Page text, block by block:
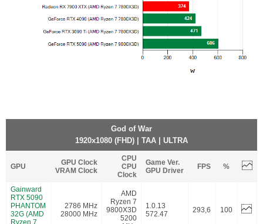
God of War
1920x1080 (FHD) | TAA | ULTRA
GPU
GPU Clock
VRAM Clock
CPU
CPU
Clock
Game Ver.
GPU Driver
FPS %
Gainward
RTX 5090
PHANTOM
32G (AMD
Ryzen 7
2786 MHz
28000 MHz
AMD
Ryzen 7
9800X3D
5200
1.0.13
572.47
293,6 100